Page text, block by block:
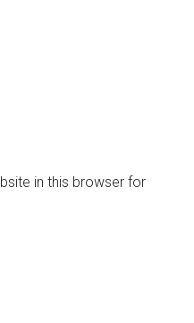
in this browser for